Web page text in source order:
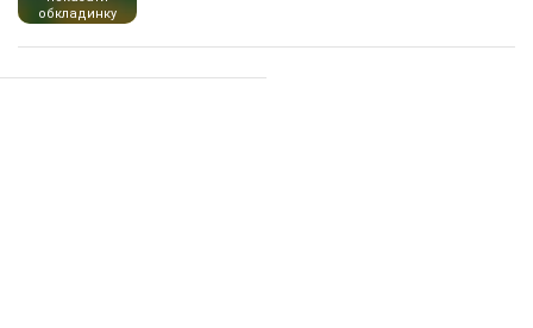
обкладинку